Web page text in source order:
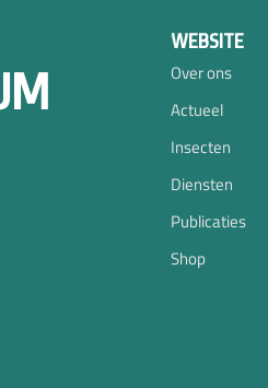
WEBSITE
Over ons
Actueel
Insecten
Diensten
Publicaties
Shop